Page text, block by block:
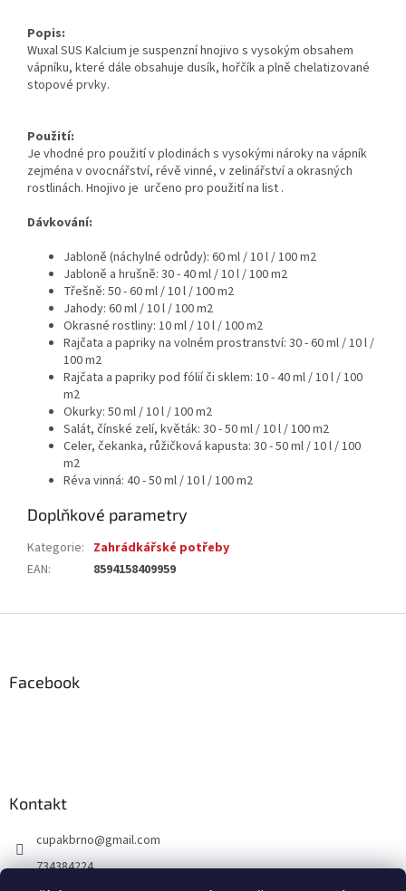
Popis:
Wuxal SUS Kalcium je suspenzní hnojivo s vysokým obsahem
vápníku, které dále obsahuje dusík, hořčík a plně chelatizované
stopové prvky.
Použití:
Je vhodné pro použití v plodinách s vysokými nároky na vápník
zejména v ovocnářství, révě vinné, v zelinářství a okrasných
rostlinách. Hnojivo je určeno pro použití na list .
Dávkování:
Jabloně (náchylné odrůdy): 60 ml / 10 l / 100 m2
Jabloně a hrušně: 30 - 40 ml / 10 l / 100 m2
Třešně: 50 - 60 ml / 10 l / 100 m2
Jahody: 60 ml / 10 l / 100 m2
Okrasné rostliny: 10 ml / 10 l / 100 m2
Rajčata a papriky na volném prostranství: 30 - 60 ml / 10 l /
100 m2
Rajčata a papriky pod fólií či sklem: 10 - 40 ml / 10 l / 100
m2
Okurky: 50 ml / 10 l / 100 m2
Salát, čínské zelí, květák: 30 - 50 ml / 10 l / 100 m2
Celer, čekanka, růžičková kapusta: 30 - 50 ml / 10 l / 100
m2
Réva vinná: 40 - 50 ml / 10 l / 100 m2
Doplňkové parametry
Kategorie: Zahrádkářské potřeby
EAN: 8594158409959
Facebook
Kontakt
cupakbrno@gmail.com
734384224